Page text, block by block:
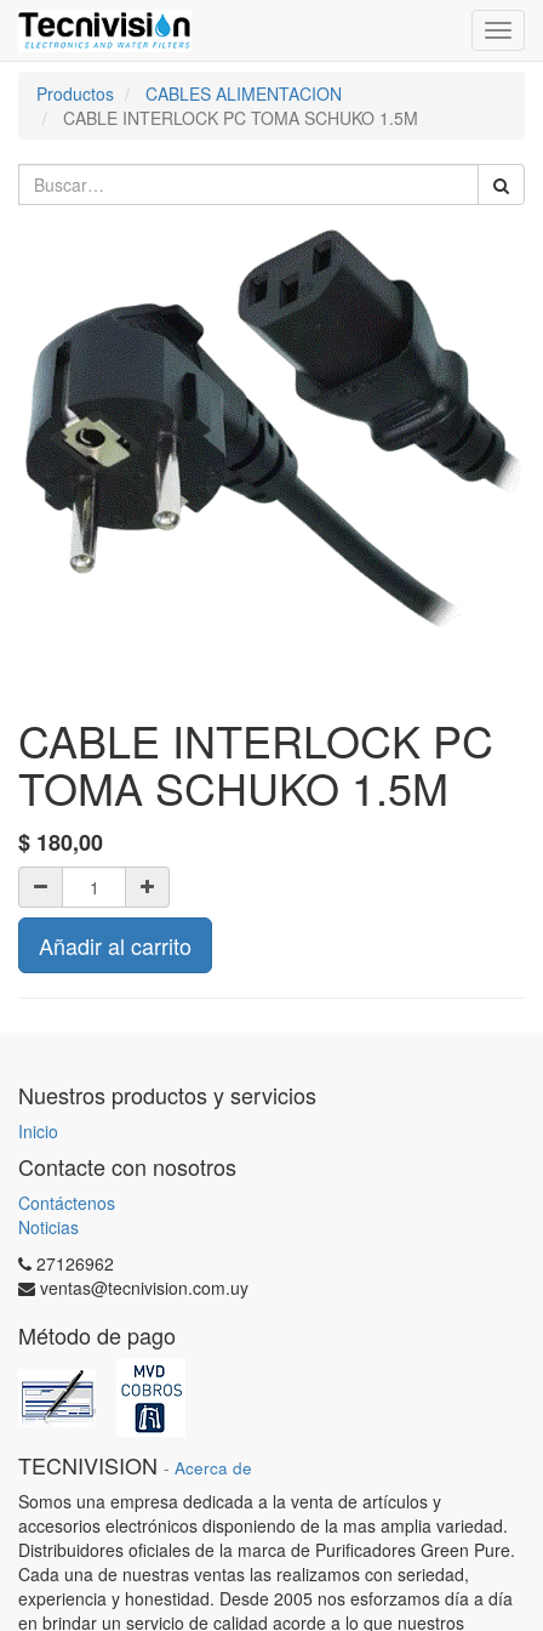
Productos
CABLES ALIMENTACION
CABLE INTERLOCK PC TOMA SCHUKO 1.5M
CABLE INTERLOCK PC
TOMA SCHUKO 1.5M
$ 180,00
Añadir al carrito
Nuestros productos y servicios
Inicio
Contacte con nosotros
Contáctenos
Noticias
27126962
ventas@tecnivision.com.uy
Método de pago
TECNIVISION - Acerca de
Somos una empresa dedicada a la venta de artículos y
accesorios electrónicos disponiendo de la mas amplia variedad.
Distribuidores oficiales de la marca de Purificadores Green Pure.
Cada una de nuestras ventas las realizamos con seriedad,
experiencia y honestidad. Desde 2005 nos esforzamos día a día
en brindar un servicio de calidad acorde a lo que nuestros